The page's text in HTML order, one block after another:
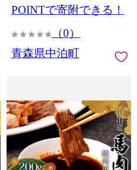
POINTで寄附できる！
（0）
青森県中泊町